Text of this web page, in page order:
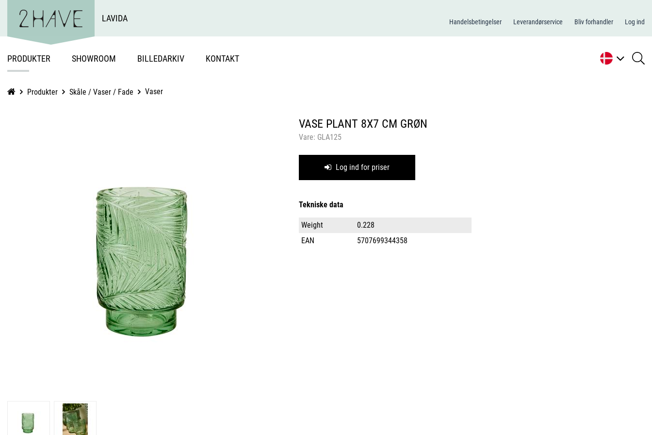
LAVIDA Handelsbetingelser Leverandørservice Bliv forhandler Log ind
PRODUKTER SHOWROOM BILLEDARKIV KONTAKT
Produkter Skåle / Vaser / Fade Vaser
VASE PLANT 8X7 CM GRØN
Vare: GLA125
Log ind for priser
Tekniske data
Weight
0.228
EAN
5707699344358